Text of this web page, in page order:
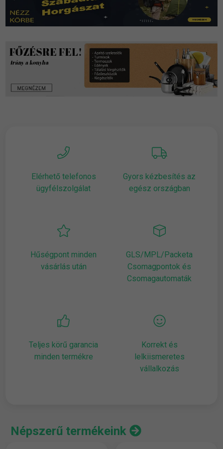
Elérhető telefonos
ügyfélszolgálat
Gyors kézbesítés az
egész országban
Hűségpont minden
vásárlás után
GLS/MPL/Packeta
Csomagpontok és
Csomagautomaták
Teljes körű garancia
minden termékre
Korrekt és
lelkiismeretes
vállalkozás
Népszerű termékeink